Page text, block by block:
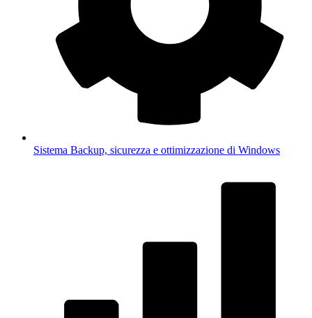
Sistema Backup, sicurezza e ottimizzazione di Windows